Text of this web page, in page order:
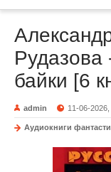
Рудазова
байки [6
admin 11-06-
Аудиокниги